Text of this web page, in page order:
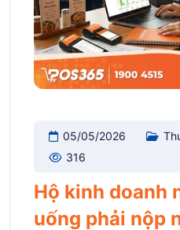
05/05/2026
316
Hộ kinh doanh
uống phải nộp